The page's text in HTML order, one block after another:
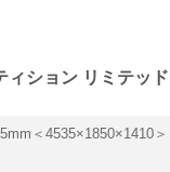
ィション リミテ
＜4535×1850×1410＞